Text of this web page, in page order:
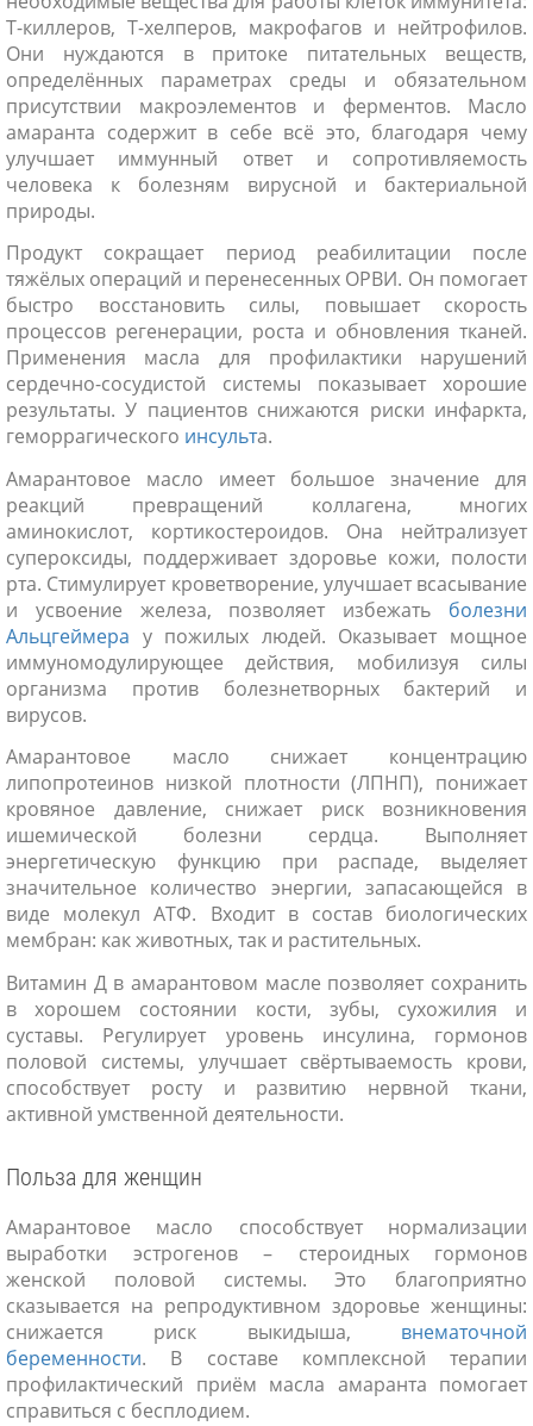
Т-киллеров, Т-хелперов, макрофагов и нейтрофилов.
Они нуждаются в притоке питательных веществ,
определённых параметрах среды и обязательном
присутствии макроэлементов и ферментов. Масло
амаранта содержит в себе всё это, благодаря чему
улучшает иммунный ответ и сопротивляемость
человека к болезням вирусной и бактериальной
природы.
Продукт сокращает период реабилитации после
тяжёлых операций и перенесенных ОРВИ. Он помогает
быстро восстановить силы, повышает скорость
процессов регенерации, роста и обновления тканей.
Применения масла для профилактики нарушений
сердечно-сосудистой системы показывает хорошие
результаты. У пациентов снижаются риски инфаркта,
геморрагического инсульта.
Амарантовое масло имеет большое значение для
реакций превращений коллагена, многих
аминокислот, кортикостероидов. Она нейтрализует
супероксиды, поддерживает здоровье кожи, полости
рта. Стимулирует кроветворение, улучшает всасывание
и усвоение железа, позволяет избежать болезни
Альцгеймера у пожилых людей. Оказывает мощное
иммуномодулирующее действия, мобилизуя силы
организма против болезнетворных бактерий и
вирусов.
Амарантовое масло снижает концентрацию
липопротеинов низкой плотности (ЛПНП), понижает
кровяное давление, снижает риск возникновения
ишемической болезни сердца. Выполняет
энергетическую функцию при распаде, выделяет
значительное количество энергии, запасающейся в
виде молекул АТФ. Входит в состав биологических
мембран: как животных, так и растительных.
Витамин Д в амарантовом масле позволяет сохранить
в хорошем состоянии кости, зубы, сухожилия и
суставы. Регулирует уровень инсулина, гормонов
половой системы, улучшает свёртываемость крови,
способствует росту и развитию нервной ткани,
активной умственной деятельности.
Польза для женщин
Амарантовое масло способствует нормализации
выработки эстрогенов – стероидных гормонов
женской половой системы. Это благоприятно
сказывается на репродуктивном здоровье женщины:
снижается риск выкидыша, внематочной
беременности. В составе комплексной терапии
профилактический приём масла амаранта помогает
справиться с бесплодием.